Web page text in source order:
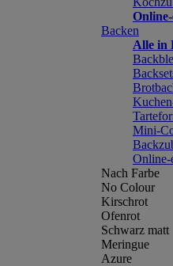
Backen
Alle in
Mini-
Online-
Nach Farbe
No Colour
Kirschrot
Ofenrot
Schwarz matt
Meringue
Azure